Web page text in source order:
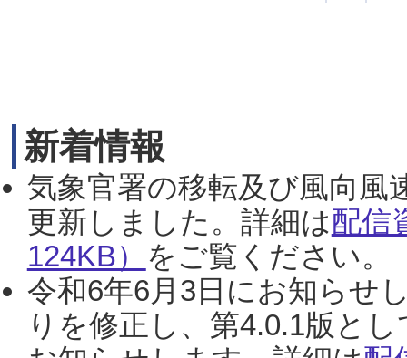
新着情報
気象官署の移転及び風向風
更新しました。詳細は配信
124KB） をご覧ください。
令和6年6月3日にお知らせ
りを修正し、第4.0.1版と